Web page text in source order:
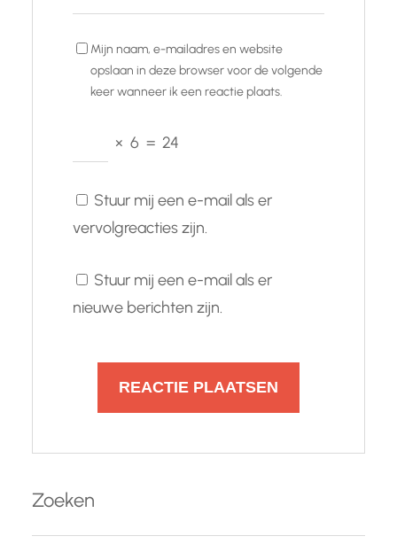
Mijn naam, e-mailadres en website
opslaan in deze browser voor de volgende
keer wanneer ik een reactie plaats.
× 6 = 24
Stuur mij een e-mail als er
vervolgreacties zijn.
Stuur mij een e-mail als er
nieuwe berichten zijn.
Zoeken